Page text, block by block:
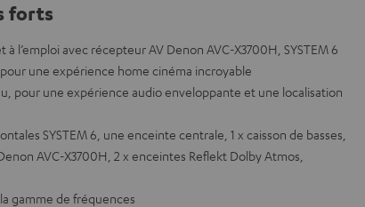
forts
l’emploi avec récepteur AV Denon AVC-X3700H, SYSTEM 6
une expérience home cinéma incroyable
pour une expérience audio enveloppante et une localisation
SYSTEM 6, une enceinte centrale, 1 x caisson de basses,
AVC-X3700H, 2 x enceintes Reflekt Dolby Atmos,
gamme de fréquences